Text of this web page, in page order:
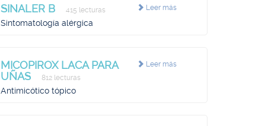
Leer más
SINALER B 415 lecturas
Sintomatología alérgica
Leer más
MICOPIROX LACA PARA
UÑAS
812 lecturas
Antimicótico tópico